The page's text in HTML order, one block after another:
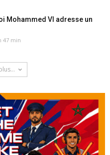
Mohammed VI adresse un
47 min